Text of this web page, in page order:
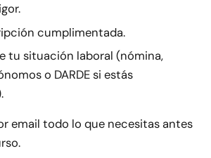
cumplimentada.
tu situación laboral (nómina,
o DARDE si estás
email todo lo que necesitas antes